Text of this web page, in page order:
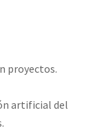
proyectos.
artificial del